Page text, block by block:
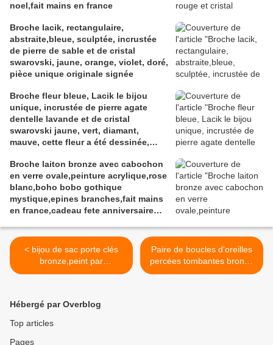
noel,fait mains en france
Broche lacik, rectangulaire,
abstraite,bleue, sculptée, incrustée
de pierre de sable et de cristal
swarovski, jaune, orange, violet, doré,
pièce unique originale signée
Broche fleur bleue, Lacik le bijou
unique, incrustée de pierre agate
dentelle lavande et de cristal
swarovski jaune, vert, diamant,
mauve, cette fleur a été dessinée,
bijou, les pierreries et cristallerires
ont été incrustées à la cuisson,
peinture et vernis acrylique, pièce
originale unique et signée au dos.
Broche laiton bronze avec cabochon
en verre ovale,peinture acrylique,rose
blanc,boho bobo gothique
mystique,epines branches,fait mains
en france,cadeau fete anniversaire
< bijou de sac porte clés
bronze,peint par
artiste,rouge orange patine
rond verre loupe 25
toile,gothique boheme
Paire de boucles d'oreilles
percées tombantes bronze
et améthyste light et ses
Hébergé par Overblog
Top articles
Pages